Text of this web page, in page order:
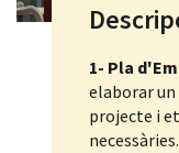
1- Pla
elaborar un
projecte i
necessàries.